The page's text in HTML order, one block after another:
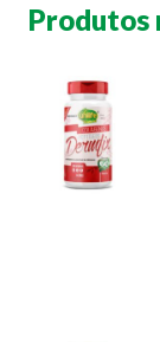
Produtos